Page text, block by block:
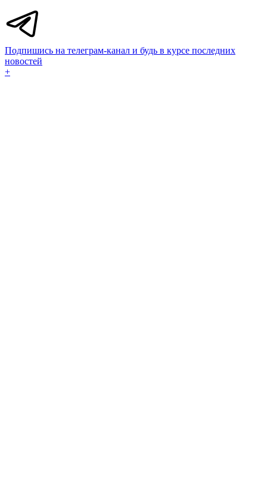
Подпишись на телеграм-канал и будь в курсе последних
новостей
+